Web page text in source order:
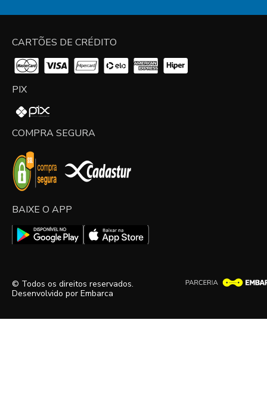
CARTÕES DE CRÉDITO
PIX
COMPRA SEGURA
BAIXE O APP
© Todos os direitos reservados.
Desenvolvido por Embarca